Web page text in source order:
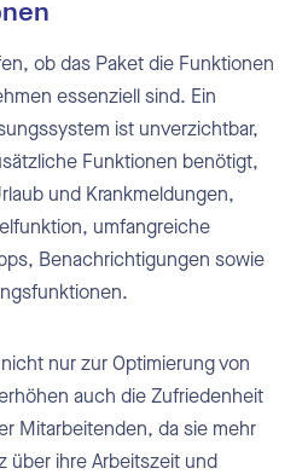
ob das Paket die Funktionen
essenziell sind. Ein
ist unverzichtbar,
Funktionen benötigt,
und Krankmeldungen,
umfangreiche
Benachrichtigungen sowie
nur zur Optimierung von
auch die Zufriedenheit
Mitarbeitenden, da sie mehr
über ihre Arbeitszeit und